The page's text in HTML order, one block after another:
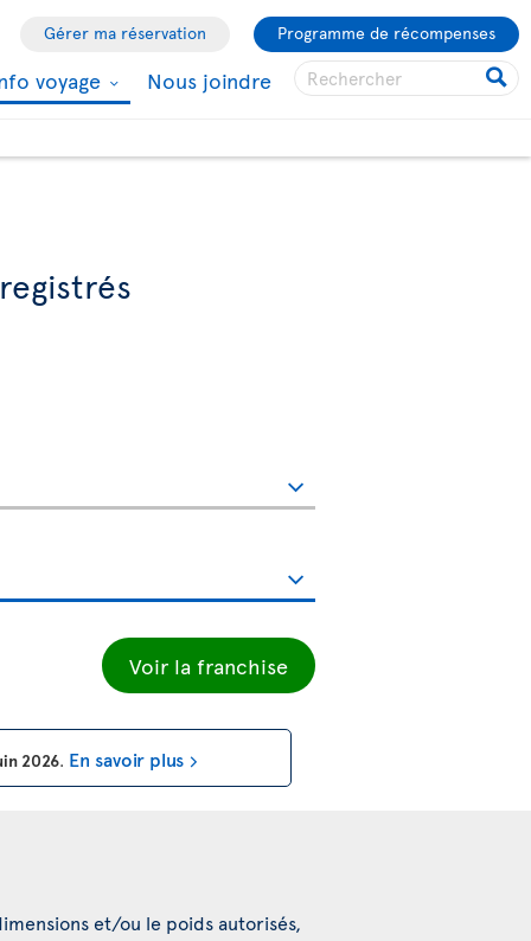
Gérer ma réservation Programme de récompenses
voyage Nous joindre
Voir la franchise
2026. En savoir plus
et/ou le poids autorisés,